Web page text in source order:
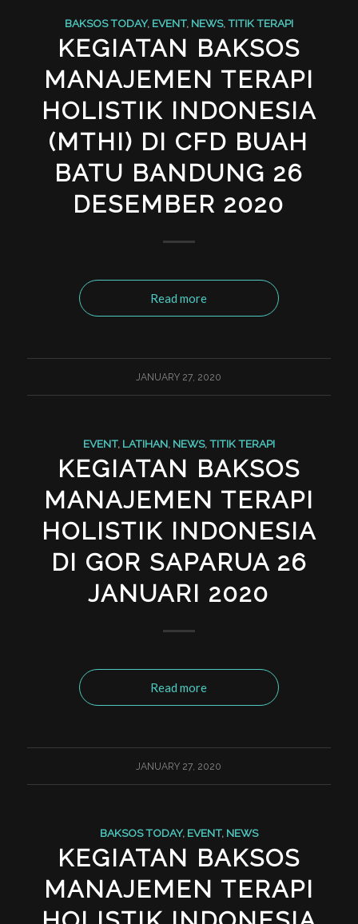
BAKSOS TODAY, EVENT, NEWS, TITIK TERAPI
KEGIATAN BAKSOS
MANAJEMEN TERAPI
HOLISTIK INDONESIA
(MTHI) DI CFD BUAH
BATU BANDUNG 26
DESEMBER 2020
Read more
JANUARY 27, 2020
EVENT, LATIHAN, NEWS, TITIK TERAPI
KEGIATAN BAKSOS
MANAJEMEN TERAPI
HOLISTIK INDONESIA
DI GOR SAPARUA 26
JANUARI 2020
Read more
JANUARY 27, 2020
BAKSOS TODAY, EVENT, NEWS
KEGIATAN BAKSOS
MANAJEMEN TERAPI